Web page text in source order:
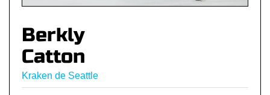
Berkly
Catton
Kraken de Seattle